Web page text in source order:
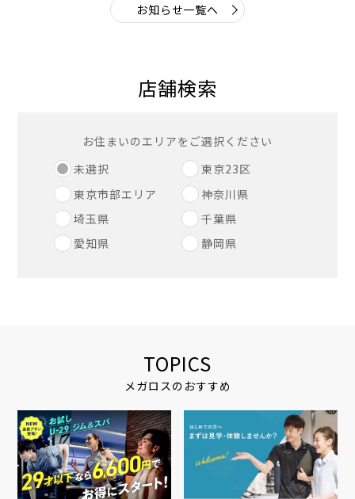
お知らせ一覧へ
店舗検索
お住まいのエリアをご選択ください
未選択
東京23区
東京市部エリア
神奈川県
埼玉県
千葉県
愛知県
静岡県
TOPICS
メガロスのおすすめ